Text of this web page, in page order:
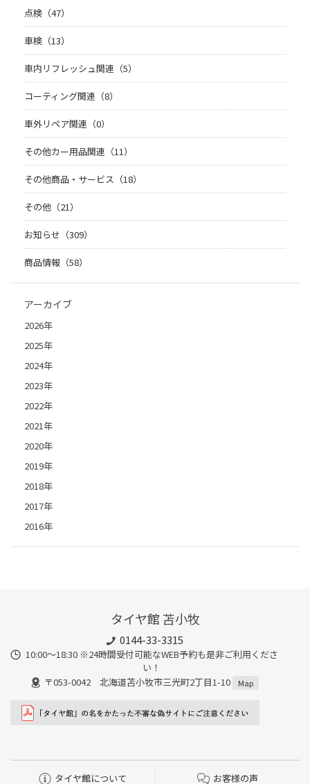
点検（47）
車検（13）
車内リフレッシュ関連（5）
コーティング関連（8）
車外リペア関連（0）
その他カー用品関連（11）
その他商品・サービス（18）
その他（21）
お知らせ（309）
商品情報（58）
アーカイブ
2026年
2025年
2024年
2023年
2022年
2021年
2020年
2019年
2018年
2017年
2016年
タイヤ館 苫小牧
0144-33-3315
10:00～18:30 ※24時間受付可能なWEB予約も是非ご利用くださ
い！
〒053-0042 北海道苫小牧市三光町2丁目1-10
Map
タイヤ館について お客様の声